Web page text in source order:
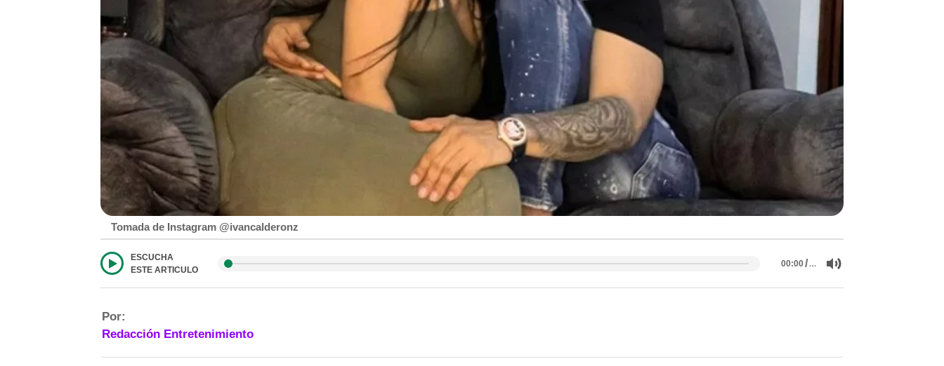
Tomada de Instagram @ivancalderonz
ESCUCHA
ESTE ARTICULO
00:00/…
Por:
Redacción Entretenimiento